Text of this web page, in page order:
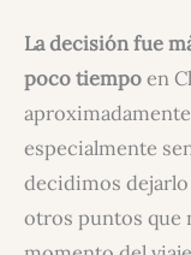
La decisión fue
poco tiempoen
especialmente
decidimos
otros puntos que